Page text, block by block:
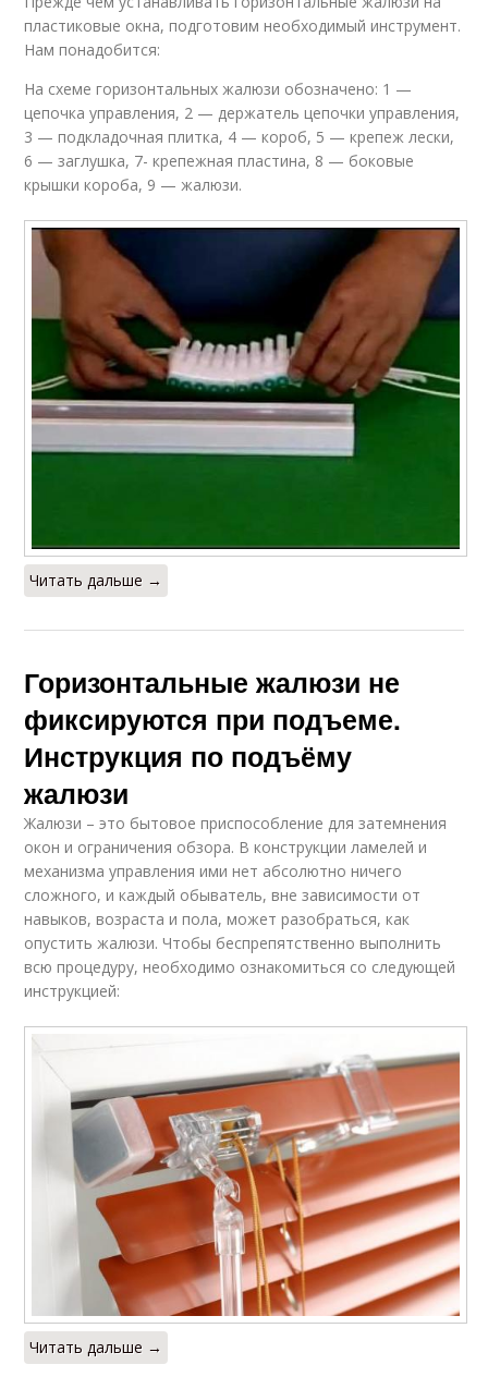
пластиковые окна, подготовим необходимый инструмент.
Нам понадобится:
На схеме горизонтальных жалюзи обозначено: 1 —
цепочка управления, 2 — держатель цепочки управления,
3 — подкладочная плитка, 4 — короб, 5 — крепеж лески,
6 — заглушка, 7- крепежная пластина, 8 — боковые
крышки короба, 9 — жалюзи.
Читать дальше →
Горизонтальные жалюзи не
фиксируются при подъеме.
Инструкция по подъёму
жалюзи
Жалюзи – это бытовое приспособление для затемнения
окон и ограничения обзора. В конструкции ламелей и
механизма управления ими нет абсолютно ничего
сложного, и каждый обыватель, вне зависимости от
навыков, возраста и пола, может разобраться, как
опустить жалюзи. Чтобы беспрепятственно выполнить
всю процедуру, необходимо ознакомиться со следующей
инструкцией:
Читать дальше →